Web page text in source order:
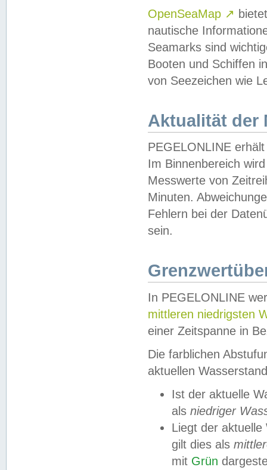
OpenSeaMap ↗
nautische
Seamarks sind
Booten und Schiffen
von Seezeichen wie
Aktualität der
PEGELONLINE
Im Binnenbereich
Messwerte von
Minuten.
Fehlern bei der
sein.
In PEGELONLINE
mittleren niedrigsten
einer Zeitspanne in
Die farblichen
aktuellen
Ist der aktuelle
als niedriger
Liegt der
gilt dies als
mit Grün